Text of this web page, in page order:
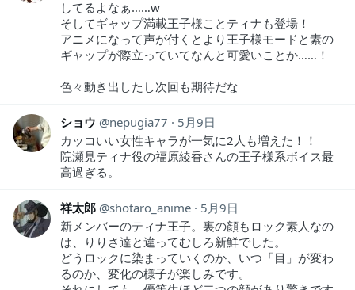
してるよなぁ……w
そしてギャップ満載王子様ことティナも登場！
アニメになって声が付くとより王子様モードと素の
ギャップが際立っていてなんと可愛いことか……！
色々動き出したし次回も期待だな
ショウ nepugia77
5月9日
カッコいい女性キャラが一気に2人も増えた！！
院瀬見ティナ役の福原綾香さんの王子様系ボイス最
高過ぎる。
祥太郎 shotaro_anime
5月9日
新メンバーのティナ王子。裏の顔もロック素人なの
は、りりさ達と違ってむしろ新鮮でした。
どうロックに染まっていくのか、いつ「目」が変わ
るのか、変化の様子が楽しみです。